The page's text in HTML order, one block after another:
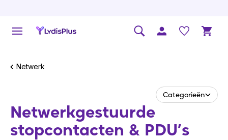
Netwerk
Categorieën
Netwerk­ge­stuurde
stopcontacten & PDU’s